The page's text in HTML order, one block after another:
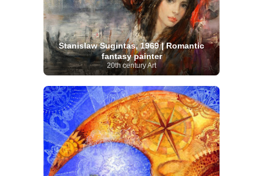
Stanislaw Sugintas, 1969 | Romantic
fantasy painter
20th century Art